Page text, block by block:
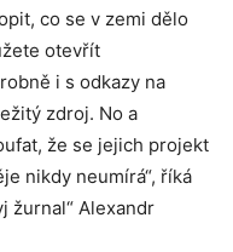
co se v zemi dělo
otevřít
i s odkazy na
zdroj. No a
že se jejich projekt
nikdy neumírá“, říká
žurnal“ Alexandr